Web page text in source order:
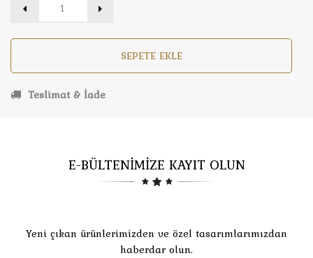
SEPETE EKLE
Teslimat & İade
E-BÜLTENİMİZE KAYIT OLUN
Yeni çıkan ürünlerimizden ve özel tasarımlarımızdan
haberdar olun.